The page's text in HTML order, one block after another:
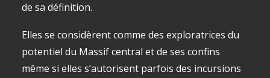
de sa définition.
Elles se considèrent comme des exploratrices du
potentiel du Massif central et de ses confins
même si elles s’autorisent parfois des incursions